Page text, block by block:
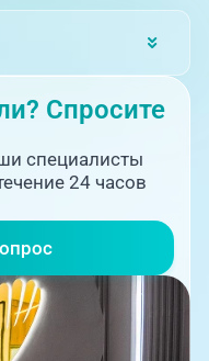
Спросите
специалисты
24 часов